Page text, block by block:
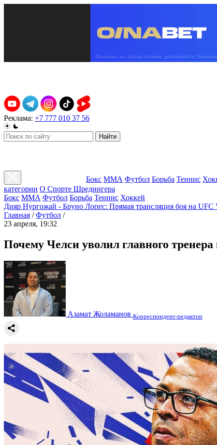
Реклама: +7 777 010 37 56
Найти
Бокс ММА Футбол Борьба Теннис
категории О Спорте Шредингера
Бокс ММА Футбол Борьба Теннис Хоккей
Дияр Нургожай - Бруно Лопес: Прямая трансляция боя на UFC
Главная / Футбол /
23 апреля, 19:32
Почему Челси уволил главного
Азамат Жоламанов Корреспондент-редактор